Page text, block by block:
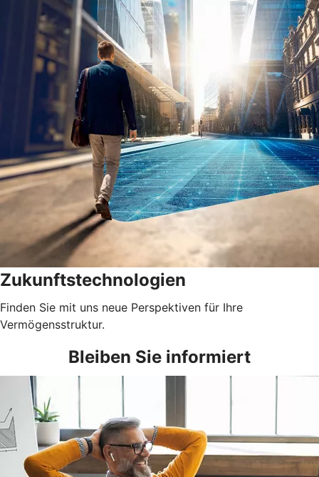
Zukunftstechnologien
Finden Sie mit uns neue Perspektiven für Ihre
Vermögensstruktur.
Bleiben Sie informiert